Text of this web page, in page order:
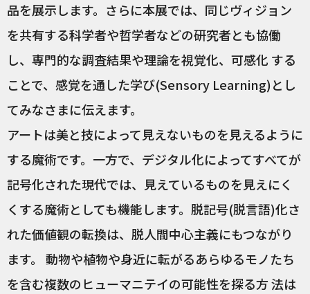
品を展示します。さらに本展では、同じヴィジョン
を共有する科学者や哲学者などの研究者とも協働
し、専門的な調査結果や理論を視覚化、可感化 する
ことで、感覚を通した学び(Sensory Learning)とし
てみなさまに伝えます。
アートは美と技によって見えないものを見えるように
する魔術です。一方で、デジタル化によってすべてが
記号化された現代では、見えているものを見えにく
くする魔術としても機能します。脱記号(脱言語)化さ
れた価値観の転換は、脱人間中心主義にもつながり
ます。 動物や植物や身近に転がるあらゆるモノたち
を含む複数のヒューマニテイの可能性を探る方 法は